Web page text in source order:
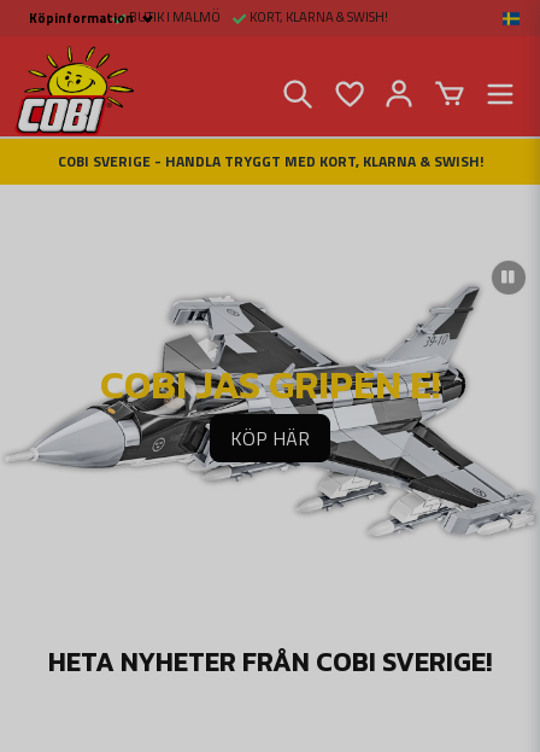
Köpinformation
Köpinformation
Köpvillkor
Betalsätt och Frakt
Beställ online hos
Fritid & Prylar
Fakta om Cobi Blocks
COBI BUTIK I MALMÖ
Kontakta oss
BUTIK I MALMÖ KORT, KLARNA & SWISH!
COBI SVERIGE - HANDLA TRYGGT MED KORT, KLARNA & SWISH!
COBI JAS GRIPEN E!
KÖP HÄR
HETA NYHETER FRÅN COBI SVERIGE!